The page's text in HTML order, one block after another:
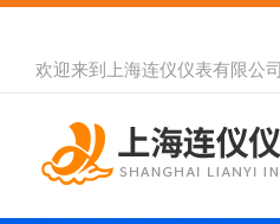
欢迎来到 上海连仪仪表有限公司